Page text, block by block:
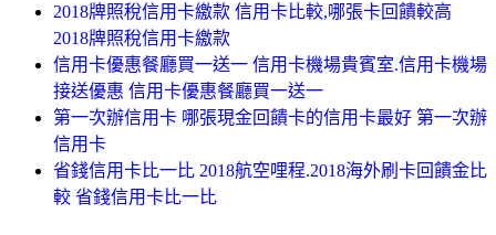
2018牌照稅信用卡繳款 信用卡比較,哪張卡回饋較高
2018牌照稅信用卡繳款
信用卡優惠餐廳買一送一 信用卡機場貴賓室.信用卡機場
接送優惠 信用卡優惠餐廳買一送一
第一次辦信用卡 哪張現金回饋卡的信用卡最好 第一次辦
信用卡
省錢信用卡比一比 2018航空哩程.2018海外刷卡回饋金比
較 省錢信用卡比一比